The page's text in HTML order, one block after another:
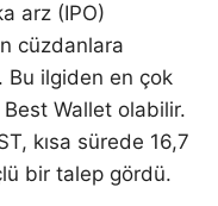
arz (IPO)
cüzdanlara
Bu ilgiden en çok
Wallet olabilir.
kısa sürede 16,7
bir talep gördü.